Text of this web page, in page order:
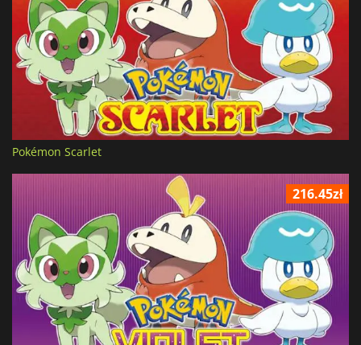
Pokémon Scarlet
216.45zł